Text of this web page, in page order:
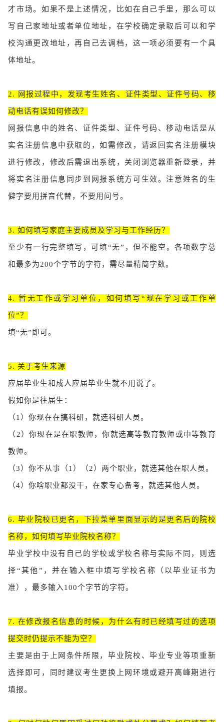
才市场。如果不是上述情况，比如在自己手里，那么可以
写自己家地址或者单位地址，在学校确定录取后可以和学
校沟通更改地址，再自己去调档，这一项必须要有一个具
体地址。
2. 网报过程中，发现考生姓名、证件类型、证件号码、移
动电话有误如何修改？
网报信息中的姓名、证件类型、证件号码、移动电话是从
实名注册信息中获取的，如需修改，请返回实名注册模块
进行修改，修改后需退出系统，关闭浏览器重新登录，并
将实名注册信息同步到网报系统方可生效。注意姓名的生
僻字要用拼音代替，不要用问号。
3. 如何填写家庭主要成员及学习与工作经历？
至少有一行完整填写，可填“无”，但不能空。各项数字总
和最多为200个字节的字符，需尽量精简字数。
4. 暂无工作或学习单位，如何填写“现在学习或工作单
位”？
填“无”即可。
5. 关于考生来源
应届毕业生和成人应届毕业生就不用说了。
假如你是往届生：
（1）你现在在搞科研，就选科研人员。
（2）你现在是在职教师，你就选高等教育教师或中等教育
教师。
（3）你不从事（1）（2）两个职业，就选其他在职人员。
（4）你啥职业都没干，在家专心备考，就选其他人员。
6. 毕业院校已更名，下拉菜单里面显示的是更名后的院校
名称，如何填写毕业院校名称？
毕业学校中没有自己的学校或学校名称与实际不同，则选
择“其他”，并在输入框中填写学校名称（以毕业证书为
准），最多输入100个字节的字符。
7. 在修改报名信息的时候，为什么有时已经填写过的选项
提交时仍提示不能为空？
主要是由于上网条件所限，毕业院校、毕业专业等项重新
选择即可，同时建议考生更换上网环境或避开高峰期进行
填报。